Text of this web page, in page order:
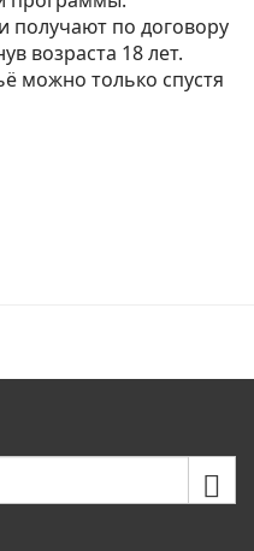
по договору
возраста 18 лет.
можно только спустя